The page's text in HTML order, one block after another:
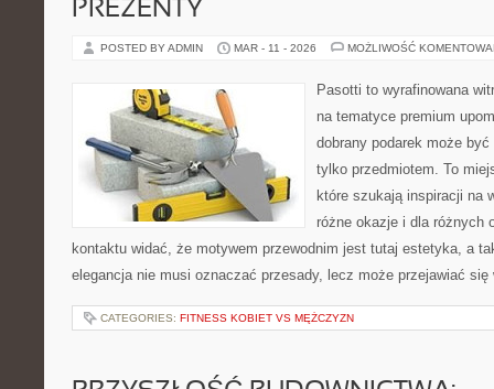
PREZENTY
POSTED BY ADMIN MAR - 11 - 2026 MOŻLIWOŚĆ
Pasotti to wyrafinowana
na tematyce premium
dobrany podarek może
tylko przedmiotem. To
które szukają inspiracji na
różne okazje i dla różnych
kontaktu widać, że motywem przewodnim jest tutaj estetyka, a
elegancja nie musi oznaczać przesady, lecz może przejawiać
CATEGORIES: FITNESS KOBIET VS MĘŻCZYZN